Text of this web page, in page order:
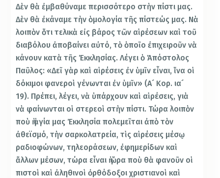
Δὲν θὰ ἐμβαθύναμε περισσότερο στὴν πίστι μας.
Δὲν θὰ ἐκάναμε τὴν ὁμολογία τῆς πίστεώς μας. Νὰ
λοιπὸν ὅτι τελικὰ εἰς βάρος τῶν αἱρέσεων καὶ τοῦ
διαβόλου ἀποβαίνει αὐτό, τὸ ὁποῖο ἐπιχειροῦν νὰ
κάνουν κατὰ τῆς Ἐκκλησίας. Λέγει ὁ Ἀπόστολος
Παῦλος: «Δεῖ γὰρ καὶ αἱρέσεις ἐν ὑμῖν εἶναι, ἵνα οἱ
δόκιμοι φανεροὶ γένωνται ἐν ὑμῖν» (Α´ Κορ. ια´
19). Πρέπει, λέγει, νὰ ὑπάρχουν καὶ αἱρέσεις, γιὰ
νὰ φαίνωνται οἱ στερεοὶ στὴν πίστι. Τώρα λοιπὸν
ποὺ ἡ ἁγία μας Ἐκκλησία πολεμεῖται ἀπὸ τὸν
ἀθεϊσμό, τὴν σαρκολατρεία, τὶς αἱρέσεις μέσῳ
ραδιοφώνων, τηλεοράσεων, ἐφημερίδων καὶ
ἄλλων μέσων, τώρα εἶναι ἡ ὥρα ποὺ θὰ φανοῦν οἱ
πιστοὶ καὶ ἀληθινοὶ ὀρθόδοξοι χριστιανοὶ καὶ